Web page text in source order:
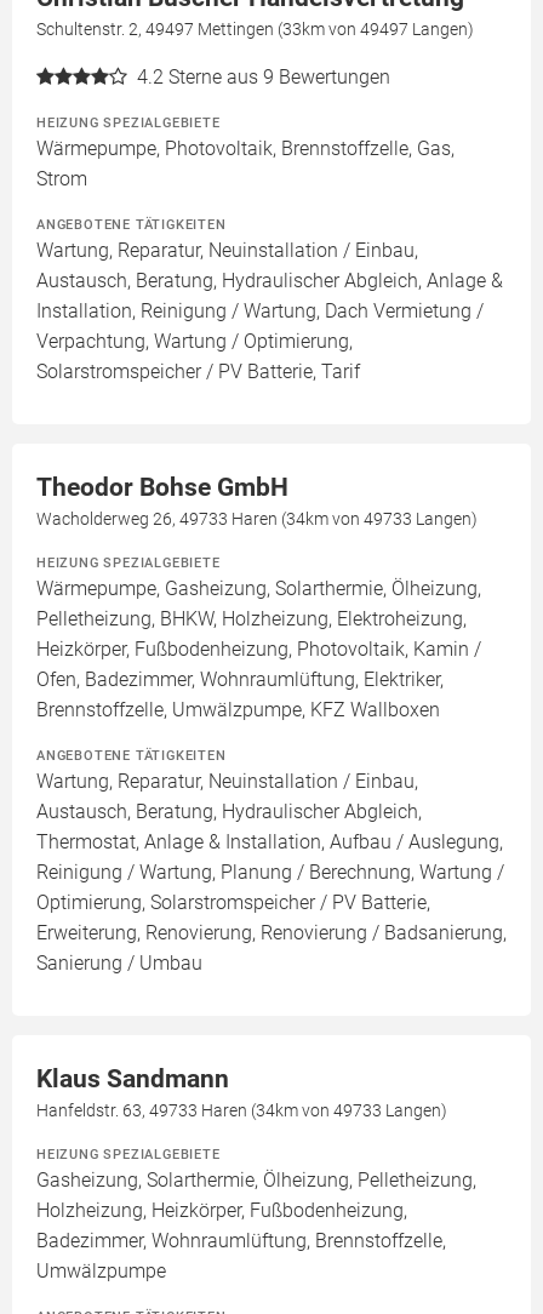
Schultenstr. 2, 49497 Mettingen (33km von 49497 Langen)
4.2 Sterne aus 9 Bewertungen
HEIZUNG SPEZIALGEBIETE
Wärmepumpe, Photovoltaik, Brennstoffzelle, Gas,
Strom
ANGEBOTENE TÄTIGKEITEN
Wartung, Reparatur, Neuinstallation / Einbau,
Austausch, Beratung, Hydraulischer Abgleich, Anlage &
Installation, Reinigung / Wartung, Dach Vermietung /
Verpachtung, Wartung / Optimierung,
Solarstromspeicher / PV Batterie, Tarif
Theodor Bohse GmbH
Wacholderweg 26, 49733 Haren (34km von 49733 Langen)
HEIZUNG SPEZIALGEBIETE
Wärmepumpe, Gasheizung, Solarthermie, Ölheizung,
Pelletheizung, BHKW, Holzheizung, Elektroheizung,
Heizkörper, Fußbodenheizung, Photovoltaik, Kamin /
Ofen, Badezimmer, Wohnraumlüftung, Elektriker,
Brennstoffzelle, Umwälzpumpe, KFZ Wallboxen
ANGEBOTENE TÄTIGKEITEN
Wartung, Reparatur, Neuinstallation / Einbau,
Austausch, Beratung, Hydraulischer Abgleich,
Thermostat, Anlage & Installation, Aufbau / Auslegung,
Reinigung / Wartung, Planung / Berechnung, Wartung /
Optimierung, Solarstromspeicher / PV Batterie,
Erweiterung, Renovierung, Renovierung / Badsanierung,
Sanierung / Umbau
Klaus Sandmann
Hanfeldstr. 63, 49733 Haren (34km von 49733 Langen)
HEIZUNG SPEZIALGEBIETE
Gasheizung, Solarthermie, Ölheizung, Pelletheizung,
Holzheizung, Heizkörper, Fußbodenheizung,
Badezimmer, Wohnraumlüftung, Brennstoffzelle,
Umwälzpumpe